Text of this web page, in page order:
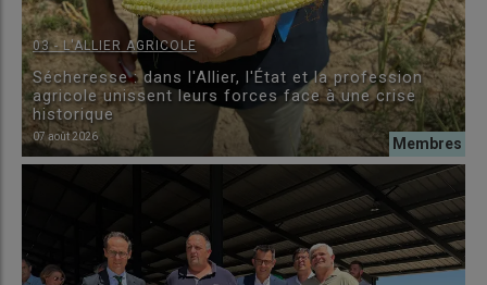
03 - L'ALLIER AGRICOLE
Sécheresse : dans l'Allier, l'État et la profession
agricole unissent leurs forces face à une crise
historique
07 août 2026